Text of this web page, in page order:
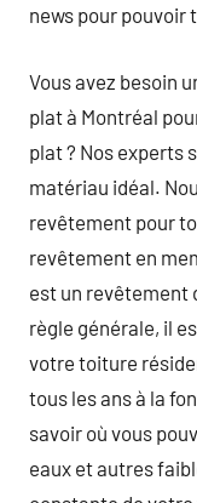
news pour pouvoir
Vous avez besoin
plat à Montréal
plat ? Nos experts
matériau idéal.
revêtement pour
revêtement en
est un revêtement
règle générale, il
votre toiture
tous les ans à la
savoir où vous
eaux et autres